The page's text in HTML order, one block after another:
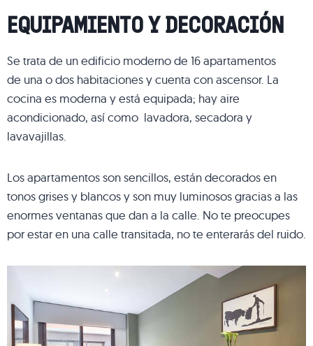
EQUIPAMIENTO Y DECORACIÓN
Se trata de un edificio moderno de 16 apartamentos
de una o dos habitaciones y cuenta con ascensor. La
cocina es moderna y está equipada; hay aire
acondicionado, así como lavadora, secadora y
lavavajillas.
Los apartamentos son sencillos, están decorados en
tonos grises y blancos y son muy luminosos gracias a las
enormes ventanas que dan a la calle. No te preocupes
por estar en una calle transitada, no te enterarás del ruido.